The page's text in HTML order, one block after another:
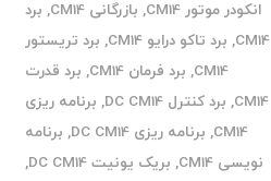
انکودر موتور CM14
, بازرگانی CM14 , برد
CM14
, برد تاکو درایو CM14 , برد تریستور
CM14
, برد فرمان CM14 , برد قدرت
CM14
, برد کنترل DC CM14 , برنامه ریزی
CM14
, برنامه ریزی DC CM14 , برنامه
نویسی CM14
, بریک یونیت DC CM14
,